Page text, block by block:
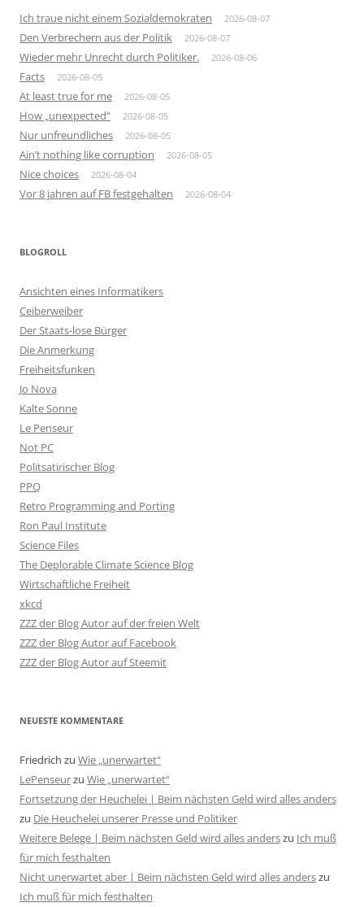
Ich traue nicht einem Sozialdemokraten 2026-08-07
Den Verbrechern aus der Politik 2026-08-07
Wieder mehr Unrecht durch Politiker. 2026-08-06
Facts 2026-08-05
At least true for me 2026-08-05
How „unexpected“ 2026-08-05
Nur unfreundliches 2026-08-05
Ain’t nothing like corruption 2026-08-05
Nice choices 2026-08-04
Vor 8 jahren auf FB festgehalten 2026-08-04
BLOGROLL
Ansichten eines Informatikers
Ceiberweiber
Der Staats-lose Bürger
Die Anmerkung
Freiheitsfunken
Jo Nova
Kalte Sonne
Le Penseur
Not PC
Politsatirischer Blog
PPQ
Retro Programming and Porting
Ron Paul Institute
Science Files
The Deplorable Climate Science Blog
Wirtschaftliche Freiheit
xkcd
ZZZ der Blog Autor auf der freien Welt
ZZZ der Blog Autor auf Facebook
ZZZ der Blog Autor auf Steemit
NEUESTE KOMMENTARE
Friedrich zu Wie „unerwartet“
LePenseurzu Wie „unerwartet“
Fortsetzung der Heuchelei | Beim nächsten Geld wird alles anders
zu Die Heuchelei unserer Presse und Politiker
Weitere Belege | Beim nächsten Geld wird alles anderszu Ich muß
für mich festhalten
Nicht unerwartet aber | Beim nächsten Geld wird alles anderszu
Ich muß für mich festhalten